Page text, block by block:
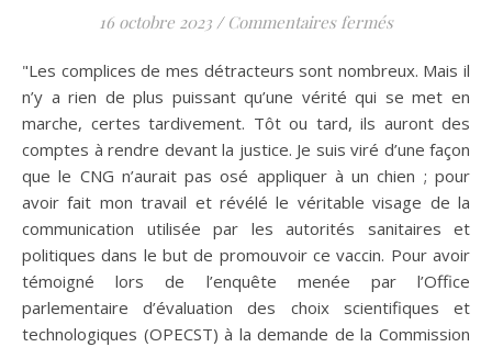
16 octobre 2023 / Commentaires ferméssur Effets
"Les complices de mes détracteurs sont nombreux. Mais il
n’y a rien de plus puissant qu’une vérité qui se met en
marche, certes tardivement. Tôt ou tard, ils auront des
comptes à rendre devant la justice. Je suis viré d’une façon
que le CNG n’aurait pas osé appliquer à un chien ; pour
avoir fait mon travail et révélé le véritable visage de la
communication utilisée par les autorités sanitaires et
politiques dans le but de promouvoir ce vaccin. Pour avoir
témoigné lors de l’enquête menée par l’Office
parlementaire d’évaluation des choix scientifiques et
technologiques (OPECST) à la demande de la Commission